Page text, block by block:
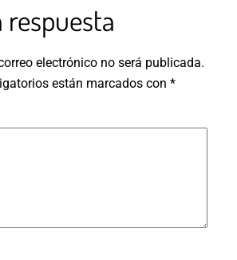
respuesta
electrónico no será publicada.
están marcados con *